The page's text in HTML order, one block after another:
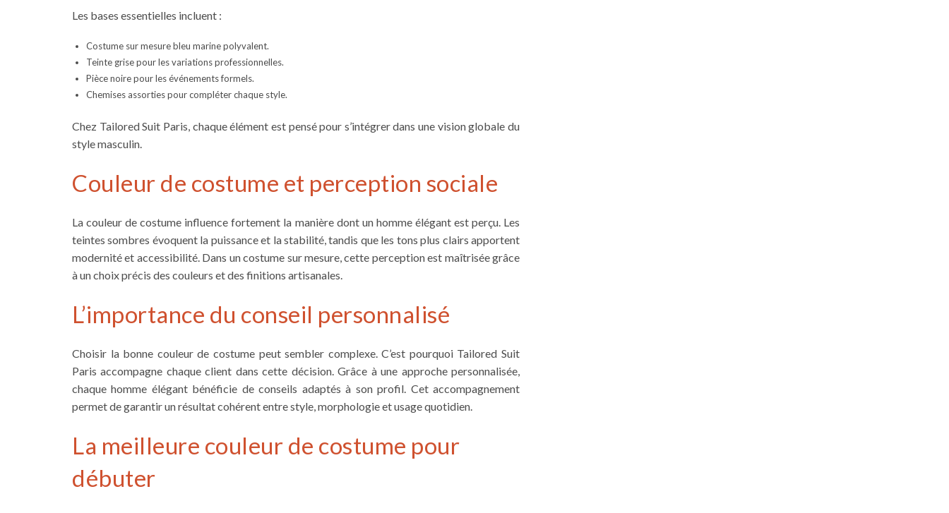
Les bases essentielles incluent :
Costume sur mesure bleu marine polyvalent.
Teinte grise pour les variations professionnelles.
Pièce noire pour les événements formels.
Chemises assorties pour compléter chaque style.
Chez Tailored Suit Paris, chaque élément est pensé pour s’intégrer dans une vision globale du
style masculin.
Couleur de costume et perception sociale
La couleur de costume influence fortement la manière dont un homme élégant est perçu. Les
teintes sombres évoquent la puissance et la stabilité, tandis que les tons plus clairs apportent
modernité et accessibilité. Dans un costume sur mesure, cette perception est maîtrisée grâce
à un choix précis des couleurs et des finitions artisanales.
L’importance du conseil personnalisé
Choisir la bonne couleur de costume peut sembler complexe. C’est pourquoi Tailored Suit
Paris accompagne chaque client dans cette décision. Grâce à une approche personnalisée,
chaque homme élégant bénéficie de conseils adaptés à son profil. Cet accompagnement
permet de garantir un résultat cohérent entre style, morphologie et usage quotidien.
La meilleure couleur de costume pour
débuter